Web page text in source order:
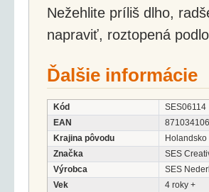
Nežehlite príliš dlho,
napraviť, roztopená
Ďalšie informácie
Kód
SES06114
EAN
Krajina pôvodu
Holandsko
Značka
SES
Výrobca
SES
Vek
4 roky +